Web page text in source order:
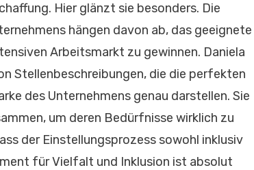
Hier glänzt sie besonders. Die
hängen davon ab, das geeignete
Arbeitsmarkt zu gewinnen. Daniela
Stellenbeschreibungen, die die perfekten
des Unternehmens genau darstellen. Sie
um deren Bedürfnisse wirklich zu
der Einstellungsprozess sowohl inklusiv
für Vielfalt und Inklusion ist absolut